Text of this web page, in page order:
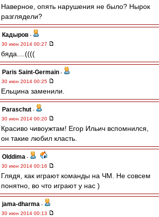
Наверное, опять нарушения не было? Нырок
разглядели?
Кадыров -
30 июн 2014 00:27
бяда....((((
Paris Saint-Germain -
30 июн 2014 00:25
Ельцина заменили.
Paraschut -
30 июн 2014 00:20
Красиво чивоужтам! Егор Ильич вспомнился,
он такие любил класть.
Olddima -
30 июн 2014 00:16
Глядя, как играют команды на ЧМ. Не совсем
понятно, во что играют у нас )
jama-dharma -
30 июн 2014 00:13